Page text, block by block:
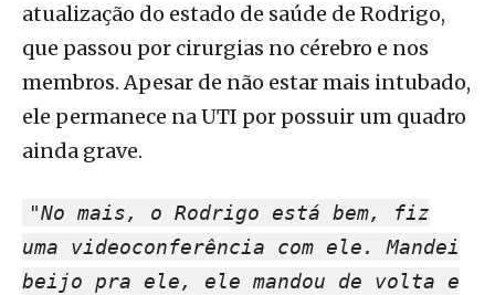
atualização do estado de saúde de Rodrigo,
que passou por cirurgias no cérebro e nos
membros. Apesar de não estar mais intubado,
ele permanece na UTI por possuir um quadro
ainda grave.
"No mais, o Rodrigo está bem, fiz
uma videoconferência com ele. Mandei
beijo pra ele, ele mandou de volta e